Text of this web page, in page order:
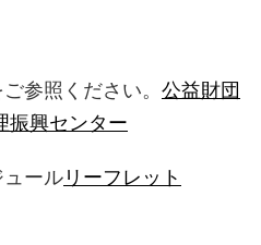
参照ください。 公益財団
振興センター
ールリーフレット